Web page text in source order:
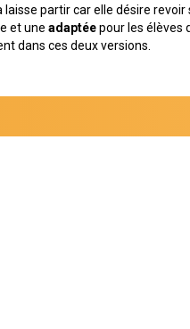
laisse partir car elle désire
et une adaptéepour les élèves
dans ces deux versions.